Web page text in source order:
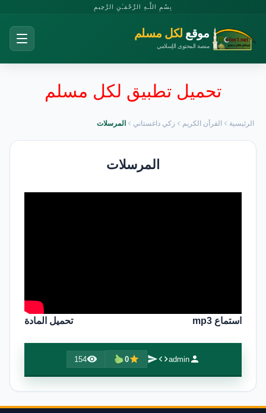
بِسْمِ اللَّـهِ الرَّحْمَـٰنِ الرَّحِيمِ
موقع لكل مسلم
منصة المحتوى الإسلامي
تحميل تطبيق لكل مسلم
الرئيسية القرأن الكريم زكي داغستاني المرسلات
المرسلات
استماع mp3 تحميل المادة
admin
0
154